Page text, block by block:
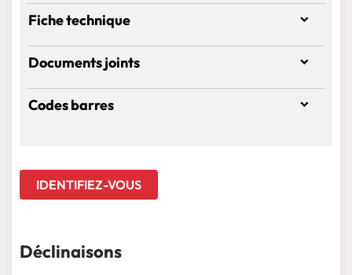
Fiche technique
Documents joints
Codes barres
IDENTIFIEZ-VOUS
Déclinaisons